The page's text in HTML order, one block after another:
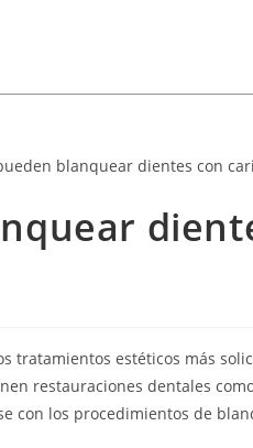
tratamientos estéticos más
restauraciones dentales
con los procedimientos de